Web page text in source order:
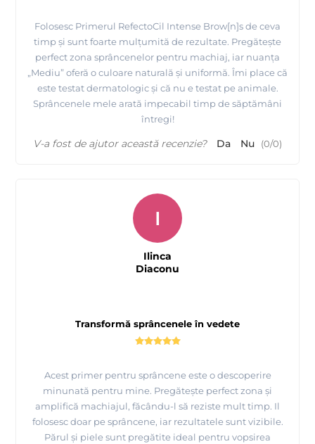
Folosesc Primerul RefectoCil Intense Brow[n]s de ceva
timp și sunt foarte mulțumită de rezultate. Pregătește
perfect zona sprâncenelor pentru machiaj, iar nuanța
„Mediu” oferă o culoare naturală și uniformă. Îmi place că
este testat dermatologic și că nu e testat pe animale.
Sprâncenele mele arată impecabil timp de săptămâni
întregi!
V-a fost de ajutor această recenzie? Da Nu (0/0)
Transformă sprâncenele în vedete
Acest primer pentru sprâncene este o descoperire
minunată pentru mine. Pregătește perfect zona și
amplifică machiajul, făcându-l să reziste mult timp. Il
folosesc doar pe sprâncene, iar rezultatele sunt vizibile.
Părul și piele sunt pregătite ideal pentru vopsirea
I
Ilinca
Diaconu